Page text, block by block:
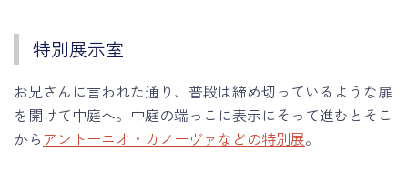
特別展示室
お兄さんに言われた通り、普段は締め切っているような扉
を開けて中庭へ。中庭の端っこに表示にそって進むとそこ
からアントーニオ・カノーヴァなどの特別展。